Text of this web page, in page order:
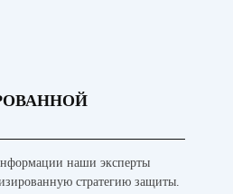
наши эксперты
стратегию защиты.